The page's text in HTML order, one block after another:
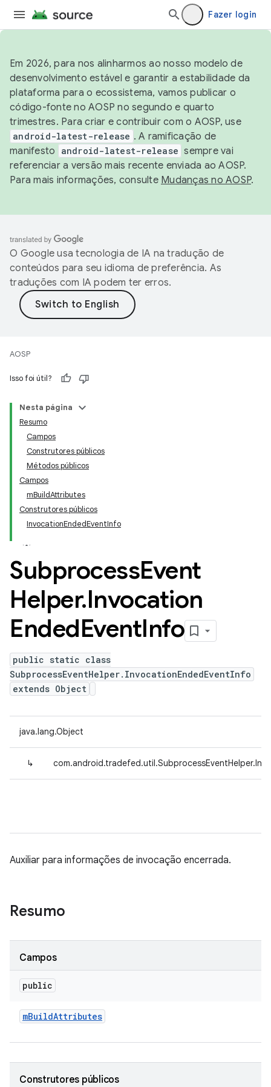
Fazer login
Em 2026, para nos alinharmos ao nosso modelo de
desenvolvimento estável e garantir a estabilidade da
plataforma para o ecossistema, vamos publicar o
código-fonte no AOSP no segundo e quarto
trimestres. Para criar e contribuir com o AOSP, use
android-latest-release . A ramificação de
manifesto
android-latest-release sempre vai
referenciar a versão mais recente enviada ao AOSP.
Para mais informações, consulte Mudanças no AOSP.
O Google usa tecnologia de IA na tradução de
conteúdos para seu idioma de preferência. As
traduções com IA podem ter erros.
AOSP
Isso foi útil?
Nesta página
Resumo
Campos
Construtores públicos
Métodos públicos
Campos
mBuildAttributes
Construtores públicos
InvocationEndedEventInfo
SubprocessEvent
Helper.Invocation
EndedEventInfo
public static class
SubprocessEventHelper.InvocationEndedEventInfo
extends Object
java.lang.Object
↳
Auxiliar para informações de invocação encerrada.
Resumo
Campos
public
mBuildAttributes
Construtores públicos